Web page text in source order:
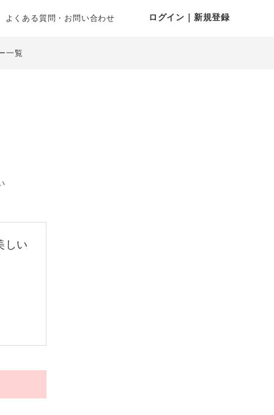
よくある質問・お問い合わせ ログイン｜新規登録
一覧
しい